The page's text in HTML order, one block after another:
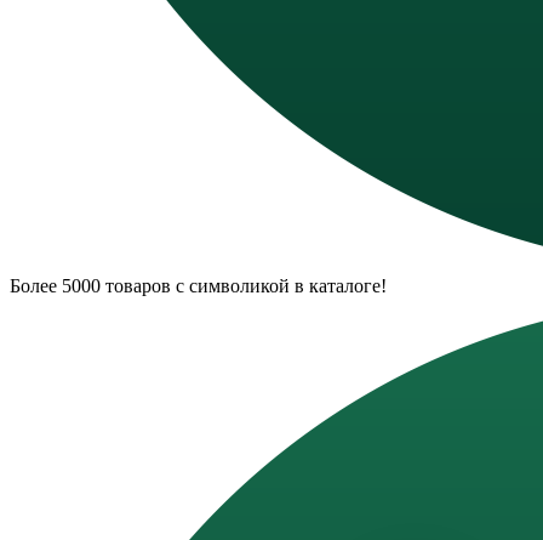
Более 5000 товаров с символикой в каталоге!